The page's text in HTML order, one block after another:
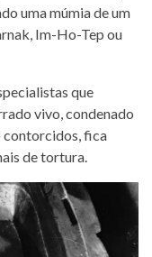
uma múmia de um
Im-Ho-Tep ou
que
vivo, condenado
contorcidos, fica
de tortura.